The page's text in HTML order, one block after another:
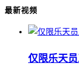
最新视频
仅限乐天